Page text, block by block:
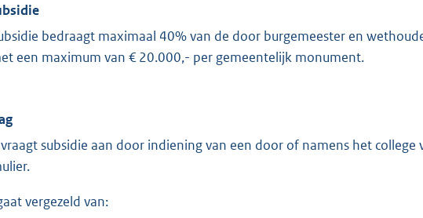
bedraagt maximaal 40% van de door burgemeester en
een maximum van € 20.000,- per gemeentelijk monument.
subsidie aan door indiening van een door of namens het college
vergezeld van: